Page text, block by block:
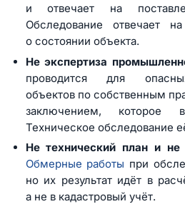
и отвечает на
Обследование отвечает
о состоянии объекта.
Не экспертиза
проводится для
объектов по собственным
заключением, которое
Техническое обследование
Не технический план и не
Обмерные работы при
но их результат идёт в
а не в кадастровый учёт.